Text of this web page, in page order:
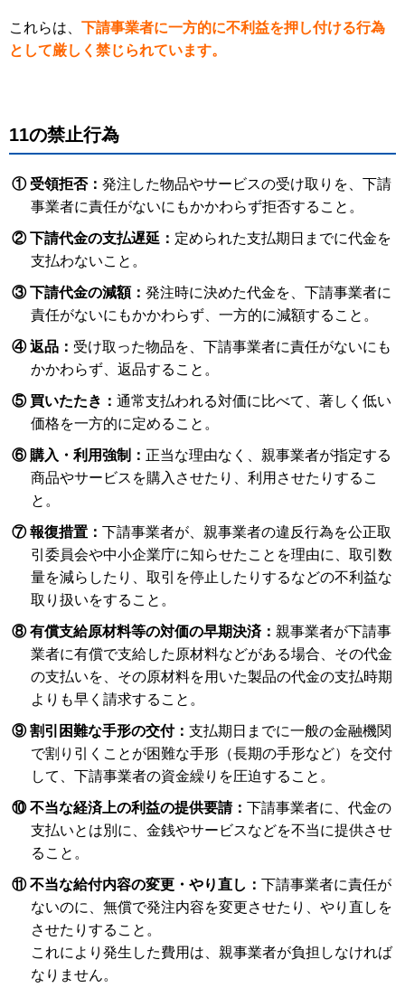
これらは、 下請事業者に一方的に不利益を押し付ける行為
として厳しく禁じられています。
11の禁止行為
① 受領拒否：発注した物品やサービスの受け取りを、下請
事業者に責任がないにもかかわらず拒否すること。
② 下請代金の支払遅延： 定められた支払期日までに代金を
支払わないこと。
③ 下請代金の減額：発注時に決めた代金を、下請事業者に
責任がないにもかかわらず、一方的に減額すること。
④ 返品： 受け取った物品を、下請事業者に責任がないにも
かかわらず、返品すること。
⑤ 買いたたき：通常支払われる対価に比べて、著しく低い
価格を一方的に定めること。
⑥ 購入・利用強制： 正当な理由なく、親事業者が指定する
商品やサービスを購入させたり、利用させたりするこ
と。
⑦ 報復措置：下請事業者が、親事業者の違反行為を公正取
引委員会や中小企業庁に知らせたことを理由に、取引数
量を減らしたり、取引を停止したりするなどの不利益な
取り扱いをすること。
⑧ 有償支給原材料等の対価の早期決済： 親事業者が下請事
業者に有償で支給した原材料などがある場合、その代金
の支払いを、その原材料を用いた製品の代金の支払時期
よりも早く請求すること。
⑨ 割引困難な手形の交付：支払期日までに一般の金融機関
で割り引くことが困難な手形（長期の手形など）を交付
して、下請事業者の資金繰りを圧迫すること。
⑩ 不当な経済上の利益の提供要請：下請事業者に、代金の
支払いとは別に、金銭やサービスなどを不当に提供させ
ること。
⑪ 不当な給付内容の変更・やり直し：下請事業者に責任が
ないのに、無償で発注内容を変更させたり、やり直しを
させたりすること。
これにより発生した費用は、親事業者が負担しなければ
なりません。